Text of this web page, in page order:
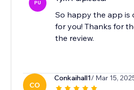
PU
So happy the app is
for you! Thanks for
the review.
CO
Conkaihall1/ Mar 15,